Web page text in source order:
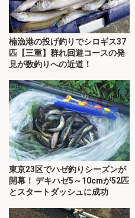
楠漁港の投げ釣りでシロギス37
匹【三重】群れ回遊コースの発
見が数釣りへの近道！
東京23区でハゼ釣りシーズンが
開幕！ デキハゼ5～10cmが52匹
とスタートダッシュに成功